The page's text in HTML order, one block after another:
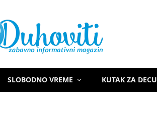
SLOBODNO VREME KUTAK ZA DECU